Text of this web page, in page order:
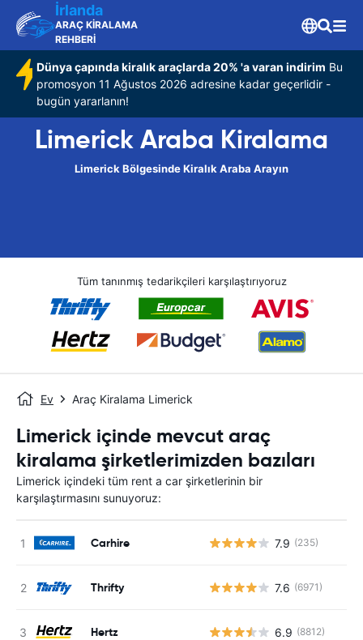
İrlanda
ARAÇ KİRALAMA
REHBERİ
Dünya çapında kiralık araçlarda 20% 'a varan indirim Bu
promosyon 11 Ağustos 2026 adresine kadar geçerlidir -
bugün yararlanın!
Limerick Araba Kiralama
Limerick Bölgesinde Kiralık Araba Arayın
Tüm tanınmış tedarikçileri karşılaştırıyoruz
Ev Araç Kiralama Limerick
Limerick içinde mevcut araç
kiralama şirketlerimizden bazıları
Limerick içindeki tüm rent a car şirketlerinin bir
karşılaştırmasını sunuyoruz:
Carhire 7.9 (235)
Thrifty 7.6 (6971)
Hertz 6.9 (8812)